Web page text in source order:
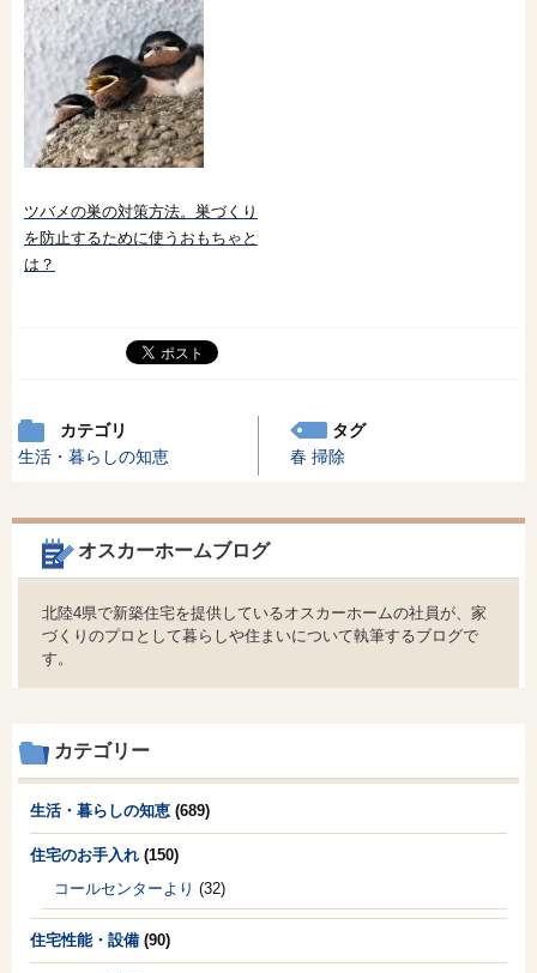
ツバメの巣の対策方法。巣づくり
を防止するために使うおもちゃと
は？
カテゴリ
生活・暮らしの知恵
タグ
春 掃除
オスカーホームブログ
北陸4県で新築住宅を提供しているオスカーホームの社員が、家
づくりのプロとして暮らしや住まいについて執筆するブログで
す。
カテゴリー
生活・暮らしの知恵 (689)
住宅のお手入れ (150)
コールセンターより (32)
住宅性能・設備 (90)